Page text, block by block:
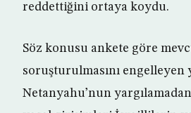
reddettiğini ortaya koydu.
Söz konusu ankete göre
soruşturulmasını engelleyen
Netanyahu’nun